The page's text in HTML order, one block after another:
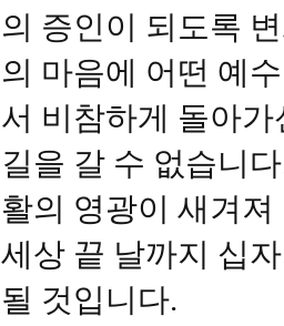
의 증인이 되도록
의 마음에 어떤 예
서 비참하게 돌아
길을 갈 수 없습니
활의 영광이 새겨
세상 끝 날까지 십
될 것입니다.